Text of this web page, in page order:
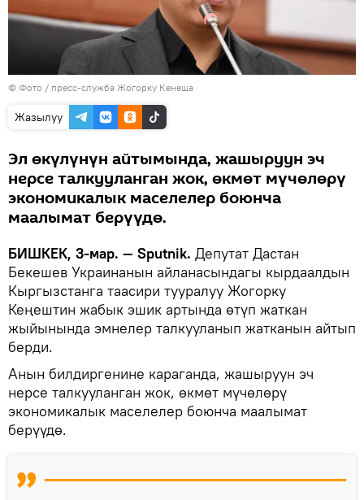
© Фото / пресс-служба Жогорку Кенеша
Жазылуу
Эл өкүлүнүн айтымында, жашыруун эч
нерсе талкууланган жок, өкмөт мүчөлөрү
экономикалык маселелер боюнча
маалымат берүүдө.
БИШКЕК, 3-мар. — Sputnik. Депутат Дастан
Бекешев Украинанын айланасындагы кырдаалдын
Кыргызстанга таасири тууралуу Жогорку
Кеңештин жабык эшик артында өтүп жаткан
жыйынында эмнелер талкууланып жатканын айтып
берди.
Анын билдиргенине караганда, жашыруун эч
нерсе талкууланган жок, өкмөт мүчөлөрү
экономикалык маселелер боюнча маалымат
берүүдө.